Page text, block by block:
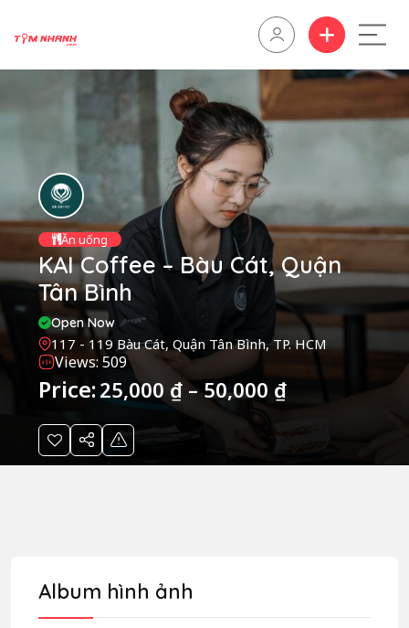
Ăn uống
KAI Coffee – Bàu Cát, Quận
Tân Bình
Open Now
117 - 119 Bàu Cát, Quận Tân Bình, TP. HCM
Views: 509
Price: 25,000 ₫ – 50,000 ₫
Album hình ảnh